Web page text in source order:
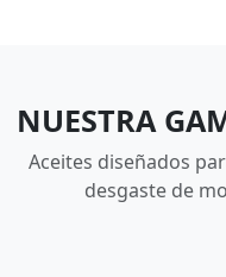
NUESTRA
Aceites diseñados
desgaste de